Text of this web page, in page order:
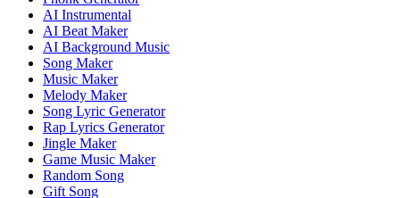
AI Instrumental
AI Beat Maker
AI Background Music
Song Maker
Music Maker
Melody Maker
Song Lyric Generator
Rap Lyrics Generator
Jingle Maker
Game Music Maker
Random Song
Gift Song